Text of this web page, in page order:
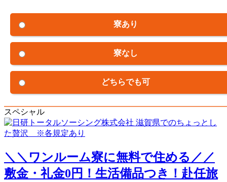
寮あり
寮なし
どちらでも可
スペシャル
＼＼ワンルーム寮に無料で住める／／
敷金・礼金0円！生活備品つき！赴任旅